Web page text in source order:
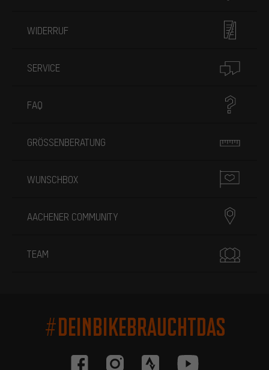
WIDERRUF
SERVICE
FAQ
GRÖSSENBERATUNG
WUNSCHBOX
AACHENER COMMUNITY
TEAM
#DEINBIKEBRAUCHTDAS